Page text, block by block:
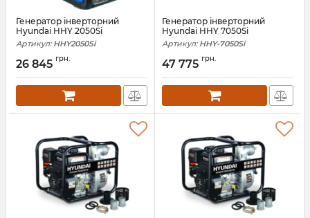
Генератор інверторний
Hyundai HHY 2050Si
Артикул: HHY2050Si
26 845 грн.
Генератор інверторний
Hyundai HHY 7050Si
Артикул: HHY-7050Si
47 775 грн.